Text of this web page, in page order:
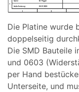
Die Platine wurde
doppelseitig
Die SMD Bauteile
und 0603
per Hand
Unterseite, und